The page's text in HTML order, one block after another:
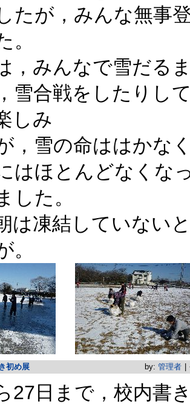
たが，みんな無事
。
，みんなで雪だる
雪合戦をしたりし
しみ
，雪の命ははかな
はほとんどなくな
した。
は凍結していない
。
初め展 by: 管理者
27日まで，校内書